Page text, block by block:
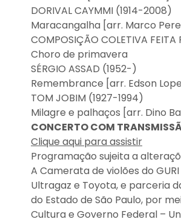
DORIVAL CAYMMI (1914-2008)
Maracangalha [arr. Marco
COMPOSIÇÃO COLETIVA FEITA
Choro de primavera
SÉRGIO ASSAD (1952-)
Remembrance [arr. Edson
TOM JOBIM (1927-1994)
Milagre e palhaços [arr. Dino
CONCERTO COM
Clique aqui para assistir
Programação sujeita a
A Camerata de violões do
Ultragaz e Toyota, e parceria
do Estado de São Paulo, por
Cultura e Governo Federal –